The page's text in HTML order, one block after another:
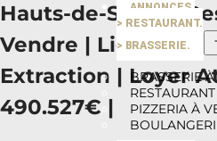
ANNONCES.
> RESTAURANT.
> BRASSERIE.
BRASSERIE
PIZZERIA À
Hauts-de-Seine |
Vendre | Licence IV
Extraction | Loyer
490.527€ |